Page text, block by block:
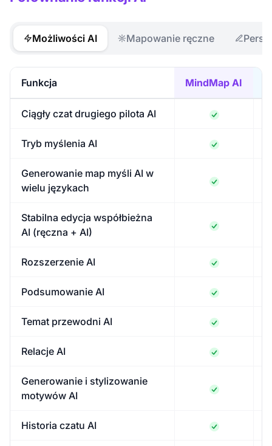
Możliwości AI Mapowanie ręczne
Funkcja MindMap AI
Ciągły czat drugiego pilota AI
Tryb myślenia AI
Generowanie map myśli AI w
wielu językach
Stabilna edycja współbieżna
AI (ręczna + AI)
Rozszerzenie AI
Podsumowanie AI
Temat przewodni AI
Relacje AI
Generowanie i stylizowanie
motywów AI
Historia czatu AI